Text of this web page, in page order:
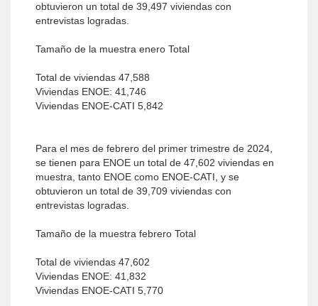
obtuvieron un total de 39,497 viviendas con
entrevistas logradas.
Tamaño de la muestra enero Total
Total de viviendas 47,588
Viviendas ENOE: 41,746
Viviendas ENOE-CATI 5,842
Para el mes de febrero del primer trimestre de 2024,
se tienen para ENOE un total de 47,602 viviendas en
muestra, tanto ENOE como ENOE-CATI, y se
obtuvieron un total de 39,709 viviendas con
entrevistas logradas.
Tamaño de la muestra febrero Total
Total de viviendas 47,602
Viviendas ENOE: 41,832
Viviendas ENOE-CATI 5,770